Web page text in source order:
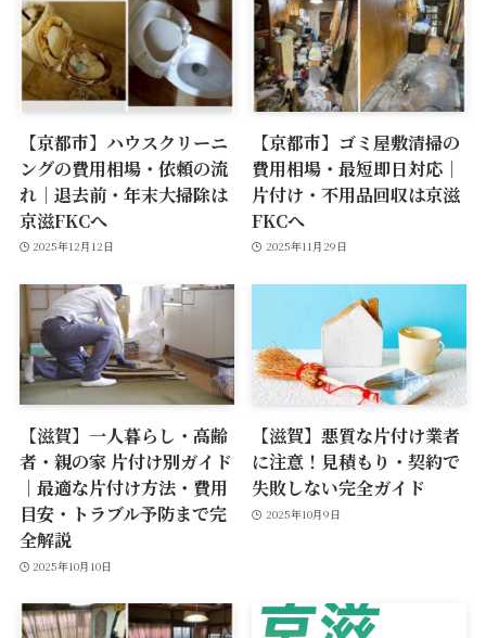
【京都市】ハウスクリーニ
ングの費用相場・依頼の流
れ｜退去前・年末大掃除は
京滋FKCへ
2025年12月12日
【京都市】ゴミ屋敷清掃の
費用相場・最短即日対応｜
片付け・不用品回収は京滋
FKCへ
2025年11月29日
【滋賀】一人暮らし・高齢
者・親の家 片付け別ガイド
｜最適な片付け方法・費用
目安・トラブル予防まで完
全解説
2025年10月10日
【滋賀】悪質な片付け業者
に注意！見積もり・契約で
失敗しない完全ガイド
2025年10月9日